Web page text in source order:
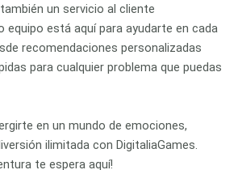
un servicio al cliente
equipo está aquí para ayudarte en cada
recomendaciones personalizadas
para cualquier problema que puedas
en un mundo de emociones,
ilimitada con DigitaliaGames.
te espera aquí!